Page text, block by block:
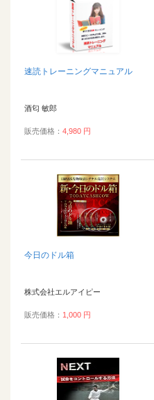
速読トレーニングマニュアル
酒匂 敏郎
販売価格： 4,980 円
今日のドル箱
株式会社エルアイピー
販売価格： 1,000 円